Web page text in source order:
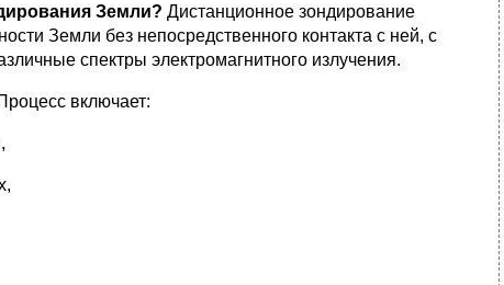
Земли? Дистанционное зондирование
Земли без непосредственного контакта с ней, с
спектры электромагнитного излучения.
включает: